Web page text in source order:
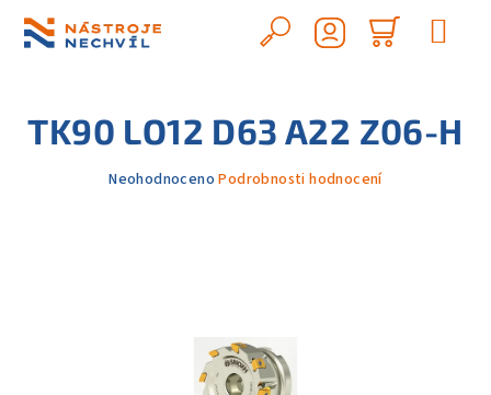
obsah
Hledat
košík
TK90 LO12 D63 A22 Z06-H
Průměrné
Neohodnoceno Podrobnosti hodnocení